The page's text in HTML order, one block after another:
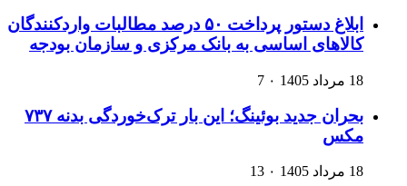
ابلاغ دستور پرداخت ۵۰ درصد مطالبات واردکنندگان
کالاهای اساسی به بانک مرکزی و سازمان بودجه
18 مرداد 1405 ۰ 7
بحران جدید بوئینگ؛ این بار ترک‌خوردگی بدنه ۷۳۷
مکس
18 مرداد 1405 ۰ 13